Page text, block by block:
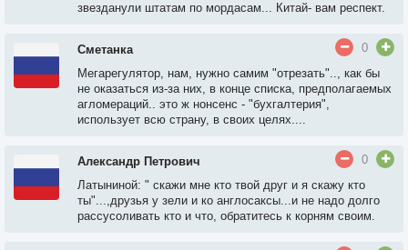
звезданули штатам по мордасам... Китай- вам респект.
Сметанка
0
Мегарегулятор, нам, нужно самим "отрезать".., как бы
не оказаться из-за них, в конце списка, предполагаемых
агломераций.. это ж нонсенс - "бухгалтерия",
использует всю страну, в своих целях....
Александр Петрович
0
Латыниной: " скажи мне кто твой друг и я скажу кто
ты"...,друзья у зели и ко англосаксы...и не надо долго
рассусоливать кто и что, обратитесь к корням своим.